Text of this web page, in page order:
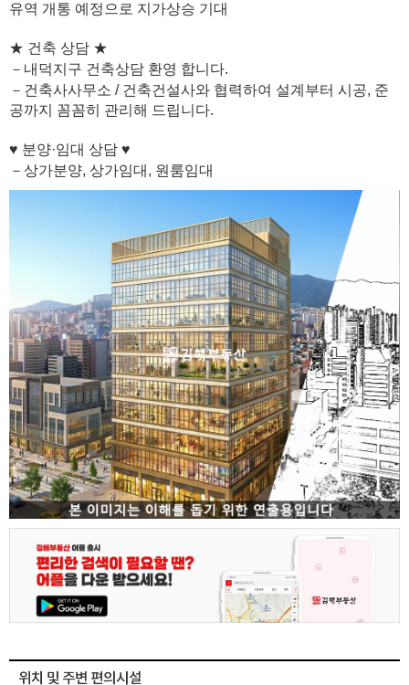
유역 개통 예정으로 지가상승 기대
★ 건축 상담 ★
－내덕지구 건축상담 환영 합니다.
－건축사사무소 / 건축건설사와 협력하여 설계부터 시공, 준
공까지 꼼꼼히 관리해 드립니다.
♥ 분양·임대 상담 ♥
－상가분양, 상가임대, 원룸임대
위치 및 주변 편의시설